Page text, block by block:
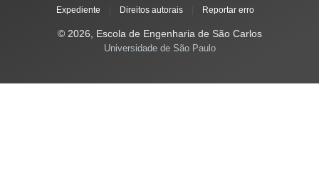
Expediente Direitos autorais Reportar erro
© 2026, Escola de Engenharia de São Carlos
Universidade de São Paulo